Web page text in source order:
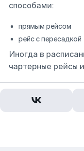
способами:
прямым рейсом
рейс с пересадкой
Иногда в
чартерные рейсы